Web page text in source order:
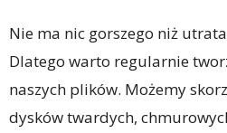
Nie ma nic gorszego niż
Dlatego warto regularnie
naszych plików. Możemy
dysków twardych,